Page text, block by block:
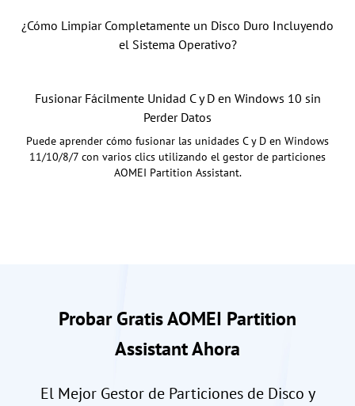
¿Cómo Limpiar Completamente un Disco Duro Incluyendo
el Sistema Operativo?
Fusionar Fácilmente Unidad C y D en Windows 10 sin
Perder Datos
Puede aprender cómo fusionar las unidades C y D en Windows
11/10/8/7 con varios clics utilizando el gestor de particiones
AOMEI Partition Assistant.
Probar Gratis AOMEI Partition
Assistant Ahora
El Mejor Gestor de Particiones de Disco y